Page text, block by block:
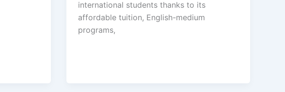
international students thanks to its
affordable tuition, English-medium
programs,